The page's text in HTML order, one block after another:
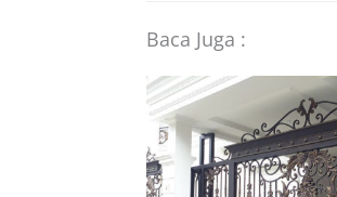
Baca Juga :